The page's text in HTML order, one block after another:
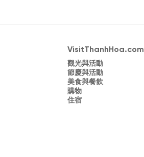
VisitThanhHoa.com
觀光與活動
節慶與活動
美食與餐飲
購物
住宿